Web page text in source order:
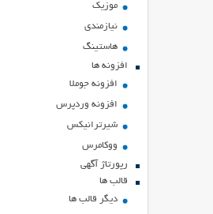
موزیک
نیازمندی
هاستينگ
افزونه ها
افزونه جوملا
افزونه وردپرس
شیرترانیکس
ووکامرس
رپورتاژ آگهی
قالب ها
دیگر قالب ها